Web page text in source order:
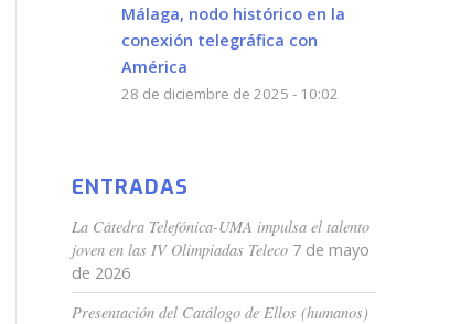
Málaga, nodo histórico en la
conexión telegráfica con
América
28 de diciembre de 2025 - 10:02
ENTRADAS
La Cátedra Telefónica-UMA impulsa el talento
joven en las IV Olimpiadas Teleco 7 de mayo
de 2026
Presentación del Catálogo de Ellos (humanos)